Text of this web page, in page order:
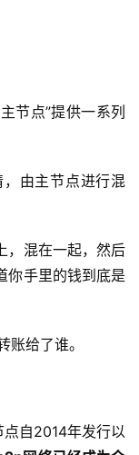
节点”提供一系列
由主节点进行混
，混在一起，然后
你手里的钱到底是
给了谁。
自2014年发行以